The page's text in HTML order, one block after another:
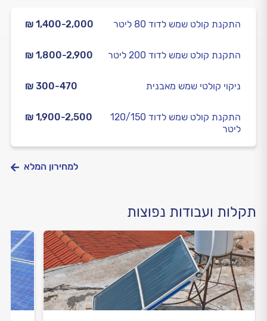
₪ 1,400-2,000 התקנת קולט שמש לדוד 80 ליטר
₪ 1,800-2,900 התקנת קולט שמש לדוד 200 ליטר
₪ 300-470 ניקוי קולטי שמש מאבנית
₪ 1,900-2,500
התקנת קולט שמש לדוד 120/150
ליטר
למחירון המלא
תקלות ועבודות נפוצות